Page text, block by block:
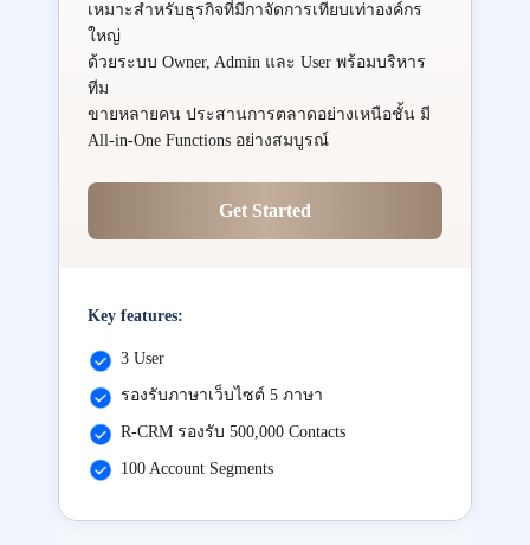
เหมาะสำหรับธุรกิจที่มีกาจัดการเทียบเท่าองค์กร
ใหญ่
ด้วยระบบ Owner, Admin และ User พร้อมบริหาร
ทีม
ขายหลายคน ประสานการตลาดอย่างเหนือชั้น มี
All-in-One Functions อย่างสมบูรณ์
Get Started
Key features:
3 User
รองรับภาษาเว็บไซต์ 5 ภาษา
R-CRM รองรับ 500,000 Contacts
100 Account Segments